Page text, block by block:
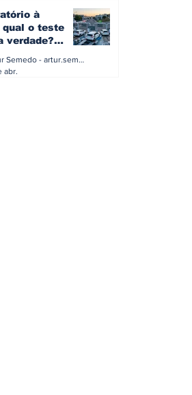
à
qual o teste
verdade?
Artur Semedo - artur.semedo@publiracing.pt
abr.